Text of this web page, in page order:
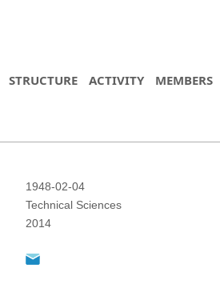
STRUCTURE ACTIVITY MEMBERS
1948-02-04
Technical Sciences
2014